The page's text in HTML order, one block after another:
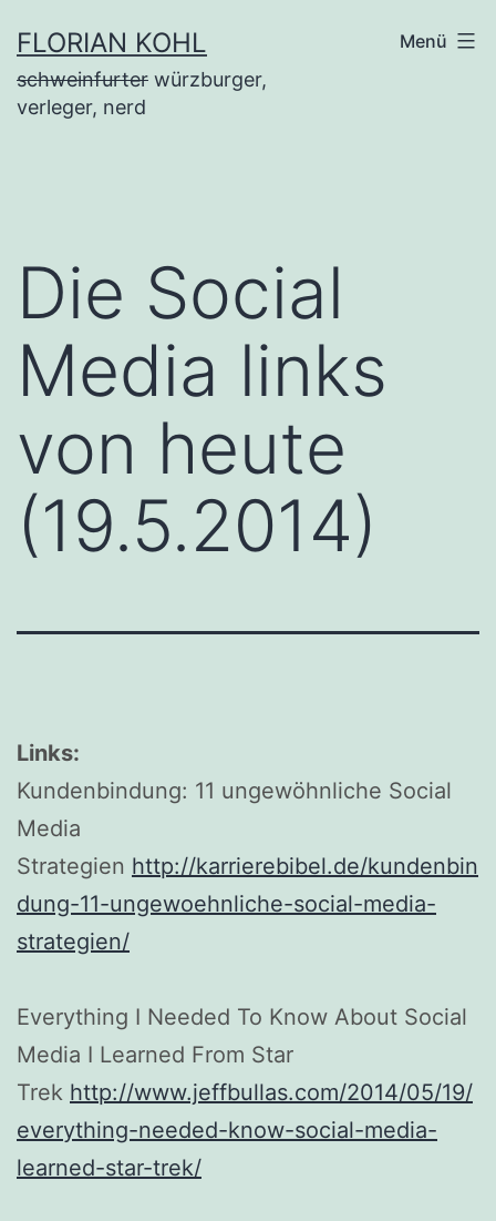
Inhalt
springen
FLORIAN KOHL
schweinfurter würzburger,
verleger, nerd
Menü
Die Social
Media links
von heute
(19.5.2014)
Links:
Kundenbindung: 11 ungewöhnliche Social
Media
Strategien http://karrierebibel.de/kundenbin
dung-11-ungewoehnliche-social-media-
strategien/
Everything I Needed To Know About Social
Media I Learned From Star
Trek http://www.jeffbullas.com/2014/05/19/
everything-needed-know-social-media-
learned-star-trek/